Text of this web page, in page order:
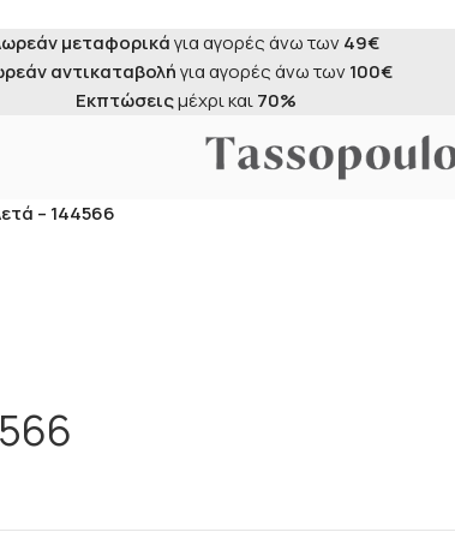
μεταφορικάγια αγορές άνω των49€
αντικαταβολήγια αγορές άνω των100€
Εκπτώσειςμέχρι και70%
– 144566